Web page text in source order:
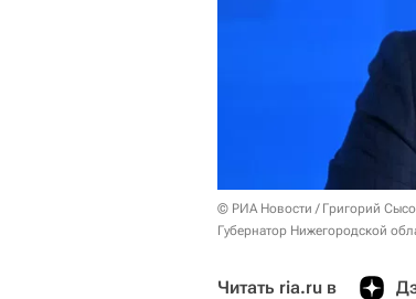
© РИА Новости / Григорий
Губернатор Нижегородской
Читать ria.ru в